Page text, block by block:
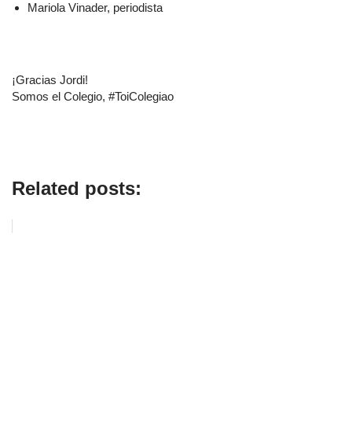
Mariola Vinader, periodista
¡Gracias Jordi!
Somos el Colegio, #ToiColegiao
Related posts: